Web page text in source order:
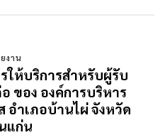
งาน
ให้บริการสำหรับผู้รับ
ของ องค์การบริหาร
อำเภอบ้านไผ่ จังหวัด
แก่น